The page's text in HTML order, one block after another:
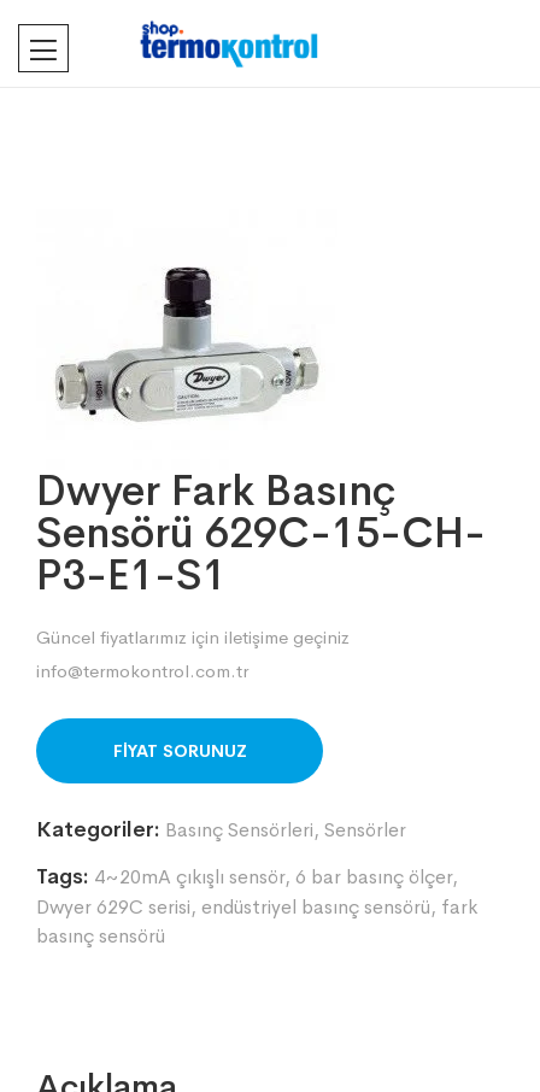
Dwyer Fark Basınç
Sensörü 629C-15-CH-
P3-E1-S1
Güncel fiyatlarımız için iletişime geçiniz
info@termokontrol.com.tr
ORDER ON WHATSAPP
Kategoriler: Basınç Sensörleri, Sensörler
Tags: 4~20mA çıkışlı sensör, 6 bar basınç ölçer,
Dwyer 629C serisi, endüstriyel basınç sensörü, fark
basınç sensörü